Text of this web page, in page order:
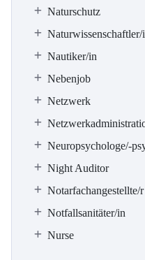
Naturschutz
Naturwissenschaftler/
Nautiker/in
Nebenjob
Netzwerk
Neuropsychologe/-
Night Auditor
Notarfachangestellte/r
Notfallsanitäter/in
Nurse